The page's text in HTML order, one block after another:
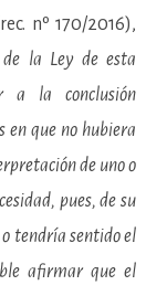
nº 170/2016),
la Ley de esta
a la conclusión
en que no hubiera
de uno o
pues, de su
tendría sentido el
afirmar que el